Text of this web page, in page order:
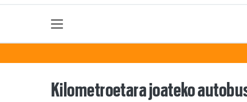
Kilometroetara joateko